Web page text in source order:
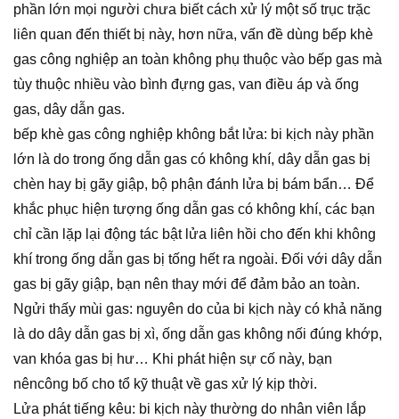
phần lớn mọi người chưa biết cách xử lý một số trục trặc
liên quan đến thiết bị này, hơn nữa, vấn đề dùng bếp khè
gas công nghiệp an toàn không phụ thuộc vào bếp gas mà
tùy thuộc nhiều vào bình đựng gas, van điều áp và ống
gas, dây dẫn gas.
bếp khè gas công nghiệp không bắt lửa: bi kịch này phần
lớn là do trong ống dẫn gas có không khí, dây dẫn gas bị
chèn hay bị gãy giập, bộ phận đánh lửa bị bám bẩn… Để
khắc phục hiện tượng ống dẫn gas có không khí, các bạn
chỉ cần lặp lại động tác bật lửa liên hồi cho đến khi không
khí trong ống dẫn gas bị tống hết ra ngoài. Đối với dây dẫn
gas bị gãy giập, bạn nên thay mới để đảm bảo an toàn.
Ngửi thấy mùi gas: nguyên do của bi kịch này có khả năng
là do dây dẫn gas bị xì, ống dẫn gas không nối đúng khớp,
van khóa gas bị hư… Khi phát hiện sự cố này, bạn
nêncông bố cho tổ kỹ thuật về gas xử lý kịp thời.
Lửa phát tiếng kêu: bi kịch này thường do nhân viên lắp